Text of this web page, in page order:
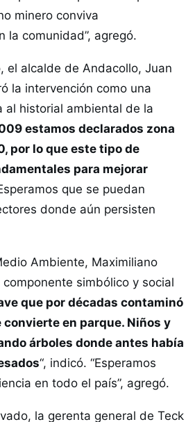
minero conviva
la comunidad”, agregó.
el alcalde de Andacollo, Juan
la intervención como una
al historial ambiental de la
estamos declarados zona
por lo que este tipo de
para mejorar
que se puedan
donde aún persisten
Ambiente, Maximiliano
simbólico y social
que por décadas contaminó
convierte en parque. Niños y
árboles donde antes había
“, indicó. “Esperamos
en todo el país”, agregó.
la gerenta general de Teck